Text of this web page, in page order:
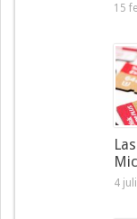
15
4